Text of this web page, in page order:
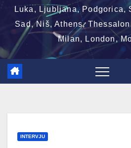
Luka, Ljubljana, Podgorica,
Sad, Niš, Athens,
Milan, London,
INTERVJU